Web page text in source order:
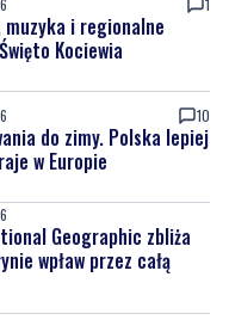
do zimy. Polska lepiej
Geographic zbliża
wpław przez całą
zakończona
wpadli jeszcze tego